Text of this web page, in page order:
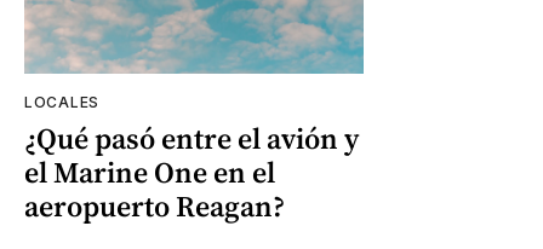
LOCALES
¿Qué pasó entre el avión y
el Marine One en el
aeropuerto Reagan?